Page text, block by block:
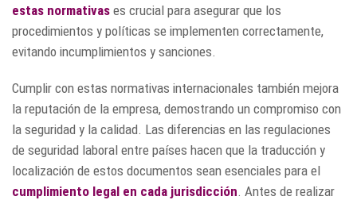
estas normativas es crucial para asegurar que los
procedimientos y políticas se implementen correctamente,
evitando incumplimientos y sanciones.
Cumplir con estas normativas internacionales también mejora
la reputación de la empresa, demostrando un compromiso con
la seguridad y la calidad. Las diferencias en las regulaciones
de seguridad laboral entre países hacen que la traducción y
localización de estos documentos sean esenciales para el
cumplimiento legal en cada jurisdicción . Antes de realizar